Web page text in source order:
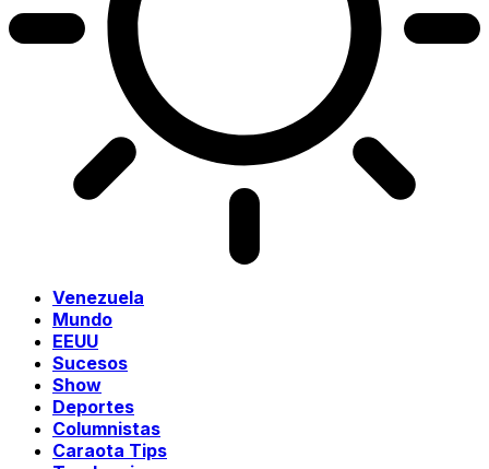
Venezuela
Mundo
EEUU
Sucesos
Show
Deportes
Columnistas
Caraota Tips